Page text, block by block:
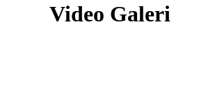
Video Galeri